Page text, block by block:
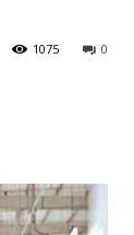
0
1075